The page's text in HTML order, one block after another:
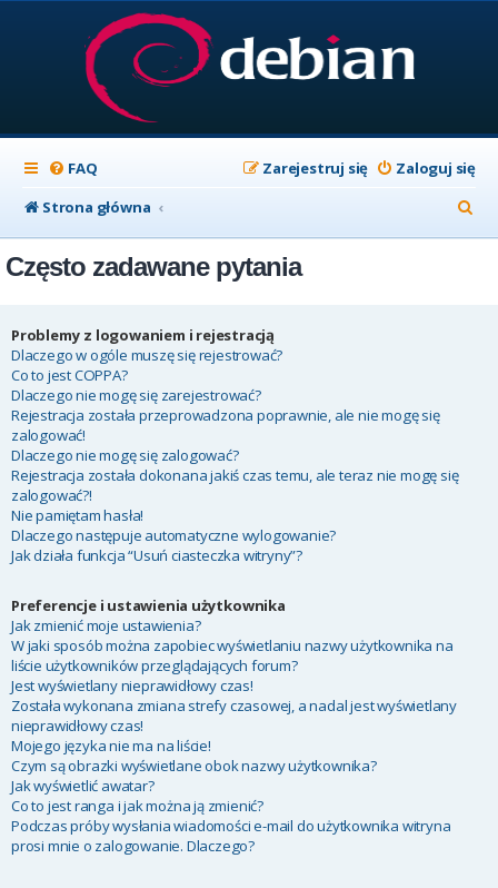
FAQ Zaloguj się
Zarejestruj się
Strona główna
z
Często zadawane pytania
Problemy z logowaniem i rejestracją
Dlaczego w ogóle muszę się rejestrować?
Co to jest COPPA?
Dlaczego nie mogę się zarejestrować?
Rejestracja została przeprowadzona poprawnie, ale nie mogę się
zalogować!
Dlaczego nie mogę się zalogować?
Rejestracja została dokonana jakiś czas temu, ale teraz nie mogę się
zalogować?!
Nie pamiętam hasła!
Dlaczego następuje automatyczne wylogowanie?
Jak działa funkcja “Usuń ciasteczka witryny”?
Preferencje i ustawienia użytkownika
Jak zmienić moje ustawienia?
W jaki sposób można zapobiec wyświetlaniu nazwy użytkownika na
liście użytkowników przeglądających forum?
Jest wyświetlany nieprawidłowy czas!
Została wykonana zmiana strefy czasowej, a nadal jest wyświetlany
nieprawidłowy czas!
Mojego języka nie ma na liście!
Czym są obrazki wyświetlane obok nazwy użytkownika?
Jak wyświetlić awatar?
Co to jest ranga i jak można ją zmienić?
Podczas próby wysłania wiadomości e-mail do użytkownika witryna
prosi mnie o zalogowanie. Dlaczego?